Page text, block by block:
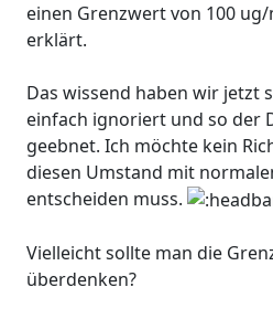
einen Grenzwert von 100
erklärt.
Das wissend haben wir jetzt
einfach ignoriert und so der
geebnet. Ich möchte kein
diesen Umstand mit
entscheiden muss.
Vielleicht sollte man die
überdenken?